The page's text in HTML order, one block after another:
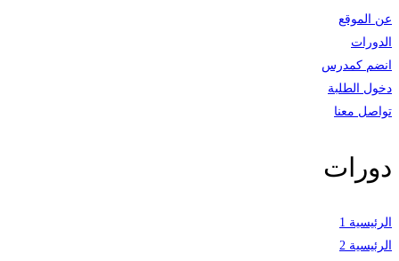
عن الموقع
الدورات
انضم كمدرس
دخول الطلبة
تواصل معنا
دورات
الرئيسية 1
الرئيسية 2